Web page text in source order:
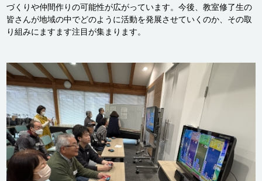
づくりや仲間作りの可能性が広がっています。今後、教室修了生の
皆さんが地域の中でどのように活動を発展させていくのか、その取
り組みにますます注目が集まります。